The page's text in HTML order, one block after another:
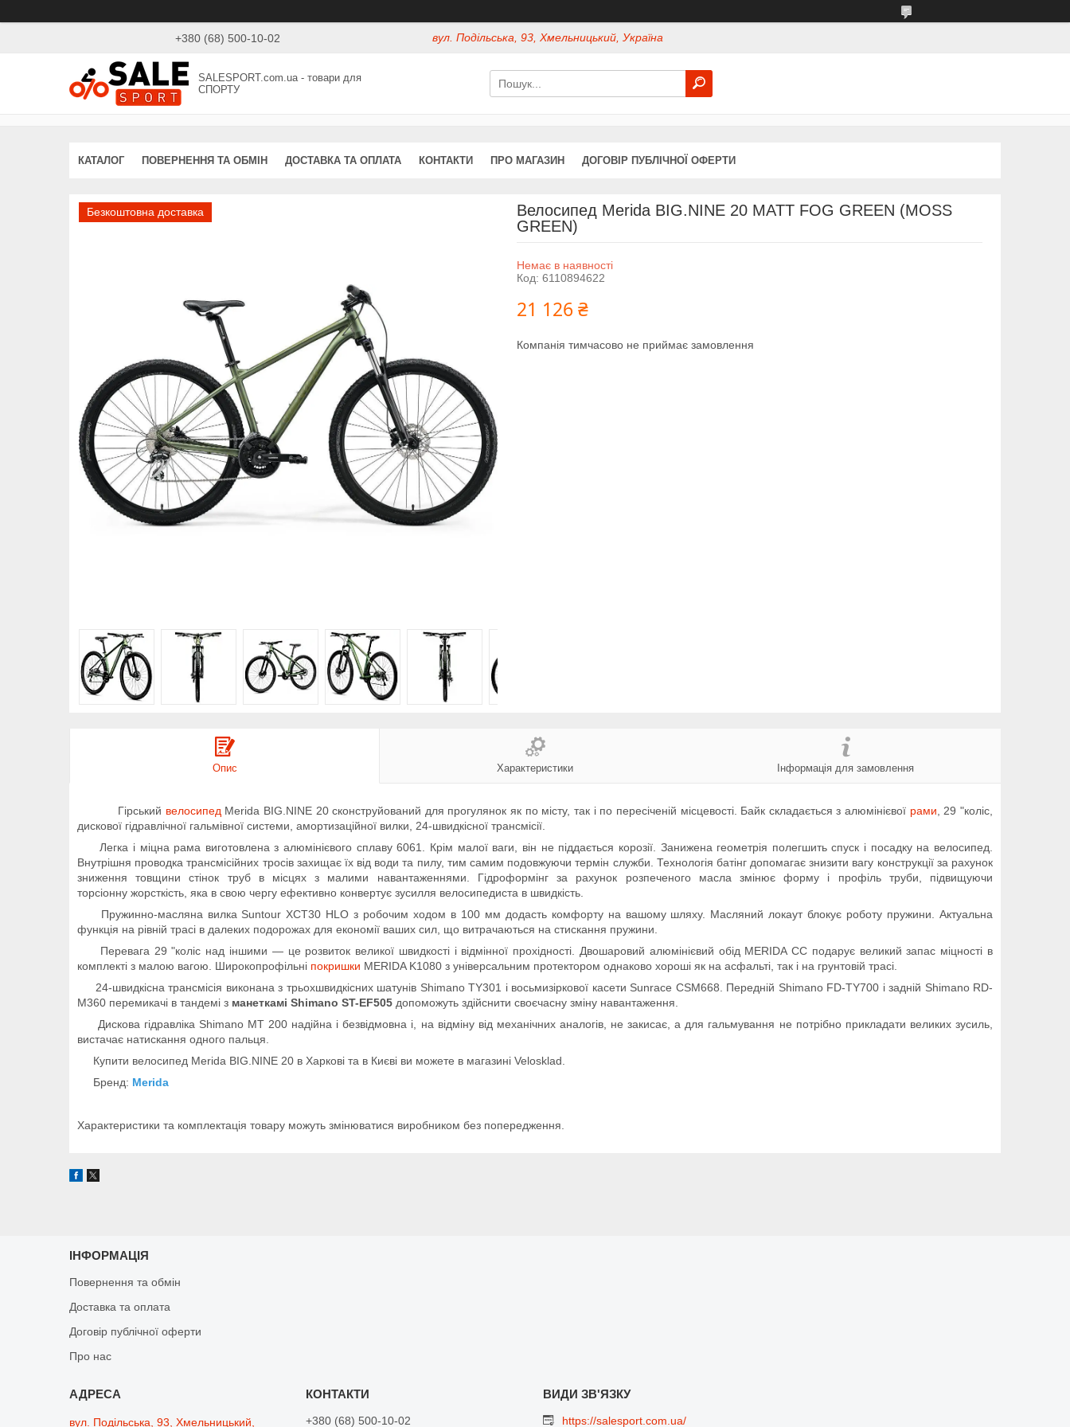
+380 (68) 500-10-02 вул. Подільська, 93, Хмельницький, Україна
SALESPORT.com.ua - товари для
СПОРТУ
КАТАЛОГ ПОВЕРНЕННЯ ТА ОБМІН ДОСТАВКА ТА ОПЛАТА КОНТАКТИ ПРО МАГАЗИН ДОГОВІР ПУБЛІЧНОЇ ОФЕРТИ
Безкоштовна доставка
Велосипед Merida BIG.NINE 20 MATT FOG GREEN (MOSS
GREEN)
Немає в наявності
Код: 6110894622
21 126 ₴
Компанія тимчасово не приймає замовлення
Опис Характеристики Інформація для замовлення
Гірський велосипед Merida BIG.NINE 20 сконструйований для прогулянок як по місту, так і по пересіченій місцевості. Байк складається з алюмінієвої рами , 29 "коліс,
дискової гідравлічної гальмівної системи, амортизаційної вилки, 24-швидкісної трансмісії.
Легка і міцна рама виготовлена з алюмінієвого сплаву 6061. Крім малої ваги, він не піддається корозії. Занижена геометрія полегшить спуск і посадку на велосипед.
Внутрішня проводка трансмісійних тросів захищає їх від води та пилу, тим самим подовжуючи термін служби. Технологія батінг допомагає знизити вагу конструкції за рахунок
зниження товщини стінок труб в місцях з малими навантаженнями. Гідроформінг за рахунок розпеченого масла змінює форму і профіль труби, підвищуючи
торсіонну жорсткість, яка в свою чергу ефективно конвертує зусилля велосипедиста в швидкість.
Пружинно-масляна вилка Suntour XCT30 HLO з робочим ходом в 100 мм додасть комфорту на вашому шляху. Масляний локаут блокує роботу пружини. Актуальна
функція на рівній трасі в далеких подорожах для економії ваших сил, що витрачаються на стискання пружини.
Перевага 29 "коліс над іншими — це розвиток великої швидкості і відмінної прохідності. Двошаровий алюмінієвий обід MERIDA CC подарує великий запас міцності в
комплекті з малою вагою. Широкопрофільні покришки MERIDA K1080 з універсальним протектором однаково хороші як на асфальті, так і на грунтовій трасі.
24-швидкісна трансмісія виконана з трьохшвидкісних шатунів Shimano TY301 і восьмизіркової касети Sunrace CSM668. Передній Shimano FD-TY700 і задній Shimano RD-
M360 перемикачі в тандемі з манеткамі Shimano ST-EF505 допоможуть здійснити своєчасну зміну навантаження.
Дискова гідравліка Shimano MT 200 надійна і безвідмовна і, на відміну від механічних аналогів, не закисає, а для гальмування не потрібно прикладати великих зусиль,
вистачає натискання одного пальця.
Купити велосипед Merida BIG.NINE 20 в Харкові та в Києві ви можете в магазині Velosklad.
Бренд: Merida
Характеристики та комплектація товару можуть змінюватися виробником без попередження.
ІНФОРМАЦІЯ
Повернення та обмін
Доставка та оплата
Договір публічної оферти
Про нас
вул. Подільська, 93, Хмельницький,
+380 (68) 500-10-02
https://salesport.com.ua/